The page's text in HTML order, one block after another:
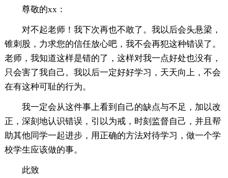
尊敬的xx：
对不起老师！我下次再也不敢了。我以后会头悬梁，
锥刺股，力求您的信任放心吧，我不会再犯这种错误了。
老师，我知道这样是错的了，这样对我一点好处也没有，
只会害了我自己。我以后一定好好学习，天天向上，不会
在有这种可耻的行为。
我一定会从这件事上看到自己的缺点与不足，加以改
正，深刻地认识错误，引以为戒，时刻监督自己，并且帮
助其他同学一起进步，用正确的方法对待学习，做一个学
校学生应该做的事。
此致